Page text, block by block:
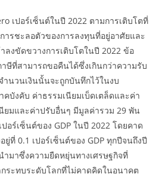
เปอร์เซ็นต์ในปี 2022 ตามการเติบโตที่
ารชะลอตัวของการลงทุนที่อยู่อาศัยและ
งขัดขวางการเติบโตในปี 2022 ข้อ
ษีที่สามารถขอคืนได้ซึ่งเกินกว่าความรับ
ำนวนเงินนั้นจะถูกบันทึกไว้ในงบ
บังคับ ค่าธรรมเนียมเบ็ดเตล็ดและค่า
ยมและค่าปรับอื่นๆ มีมูลค่ารวม 29 พัน
อร์เซ็นต์ของ GDP ในปี 2022 โดยคาด
ยู่ที่ 0.1 เปอร์เซ็นต์ของ GDP ทุกปีจนถึงปี
ำมาซึ่งความยืดหยุ่นทางเศรษฐกิจที่
ระทบระดับโลกที่ไม่คาดคิดในอนาคต